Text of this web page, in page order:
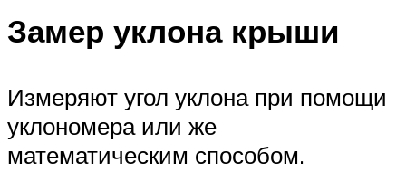
Замер уклона крыши
Измеряют угол уклона при помощи
уклономера или же
математическим способом.